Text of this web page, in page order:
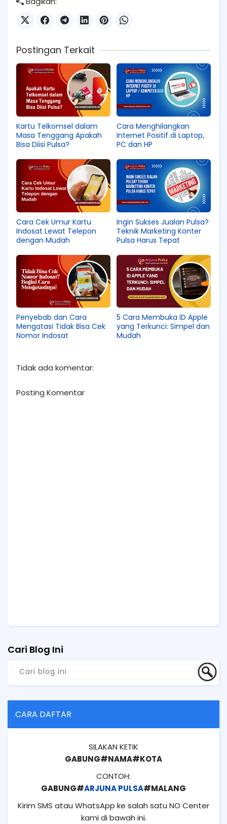
Postingan Terkait
Kartu Telkomsel dalam
Masa Tenggang Apakah
Bisa Diisi Pulsa?
Cara Menghilangkan
Internet Positif di Laptop,
PC dan HP
Cara Cek Umur Kartu
Indosat Lewat Telepon
dengan Mudah
Ingin Sukses Jualan Pulsa?
Teknik Marketing Konter
Pulsa Harus Tepat
Penyebab dan Cara
Mengatasi Tidak Bisa Cek
Nomor Indosat
5 Cara Membuka ID Apple
yang Terkunci: Simpel dan
Mudah
Tidak ada komentar:
Posting Komentar
Cari Blog Ini
CARA DAFTAR
SILAKAN KETIK
GABUNG#NAMA#KOTA
CONTOH:
GABUNG#ARJUNA PULSA#MALANG
Kirim SMS atau WhatsApp ke salah satu NO Center
kami di bawah ini.